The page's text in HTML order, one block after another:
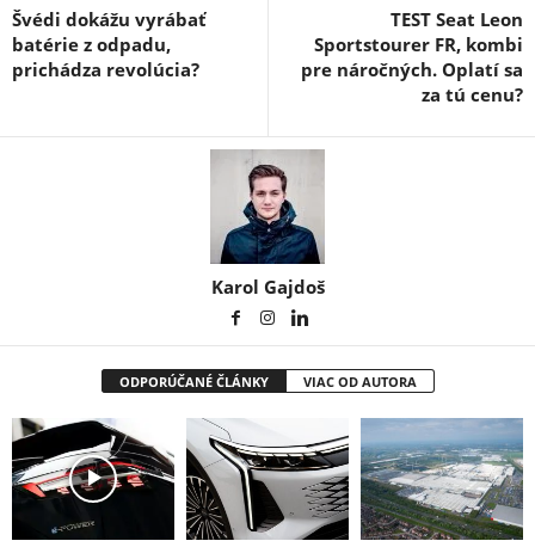
Švédi dokážu vyrábať
batérie z odpadu,
prichádza revolúcia?
TEST Seat Leon
Sportstourer FR, kombi
pre náročných. Oplatí sa
za tú cenu?
Karol Gajdoš
ODPORÚČANÉ ČLÁNKY VIAC OD AUTORA